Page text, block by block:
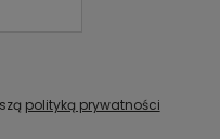
polityką prywatności